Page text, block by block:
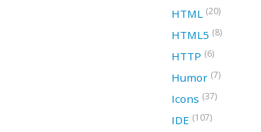
HTML (20)
HTML5 (8)
HTTP (6)
Humor (7)
Icons (37)
IDE (107)